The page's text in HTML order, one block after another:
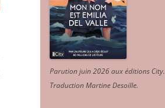
Parution juin 2026 aux éditions City.
Traduction Martine Desoille.